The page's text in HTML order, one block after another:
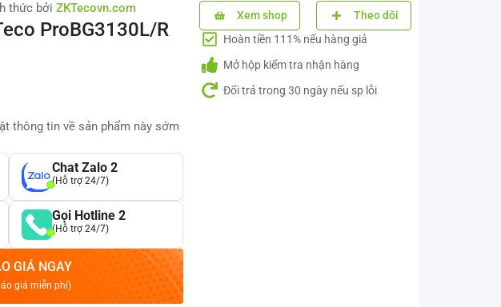
thức bởi ZKTecovn.com
ProBG3130L/R
thông tin về sản phẩm này sớm
Chat Zalo 2
(Hỗ trợ 24/7)
Gọi Hotline 2
(Hỗ trợ 24/7)
GIÁ NGAY
giá miễn phí)
Xem shop
Theo dõi
Hoàn tiền 111% nếu hàng giả
Mở hộp kiểm tra nhận hàng
Đổi trả trong 30 ngày nếu sp lỗi